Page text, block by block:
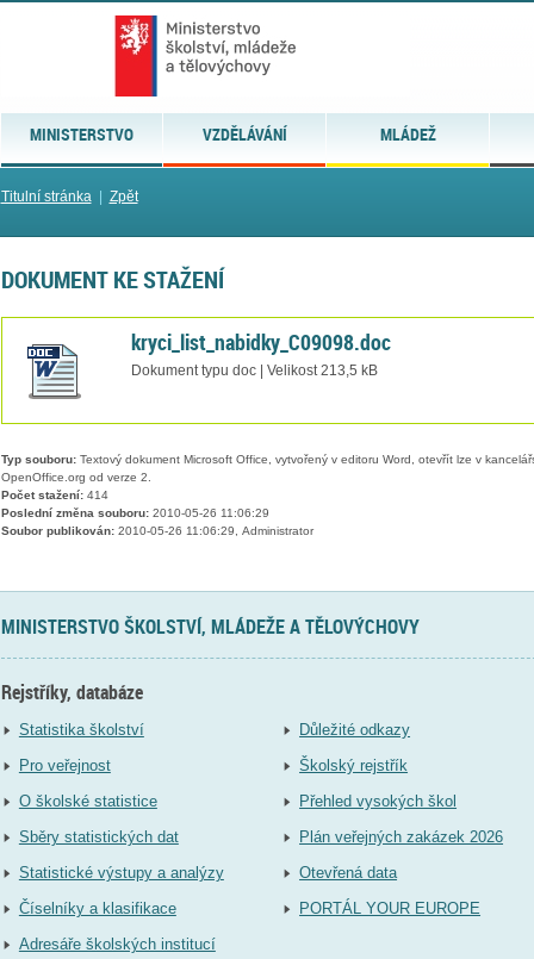
MINISTERSTVO VZDĚLÁVÁNÍ MLÁDEŽ
Titulní stránka| Zpět
DOKUMENT KE STAŽENÍ
kryci_list_nabidky_C09098.doc
Dokument typu doc | Velikost 213,5 kB
Typ souboru:Textový dokument Microsoft Office, vytvořený v editoru Word, otevřít lze v
OpenOffice.org od verze 2.
Počet stažení:414
Poslední změna souboru:2010-05-26 11:06:29
Soubor publikován:2010-05-26 11:06:29, Administrator
MINISTERSTVO ŠKOLSTVÍ, MLÁDEŽE A TĚLOVÝCHOVY
Rejstříky, databáze
Statistika školství
Pro veřejnost
O školské statistice
Sběry statistických dat
Statistické výstupy a analýzy
Číselníky a klasifikace
Adresáře školských institucí
Důležité odkazy
Školský rejstřík
Přehled vysokých škol
Plán veřejných zakázek 2026
Otevřená data
PORTÁL YOUR EUROPE